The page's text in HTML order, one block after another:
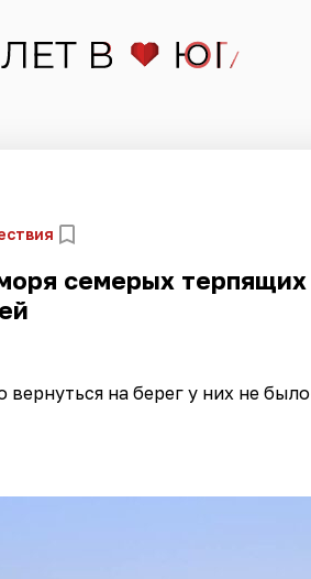
семерых терпящих
на берег у них не было